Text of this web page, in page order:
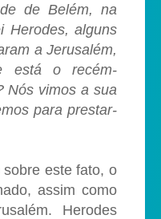
de Belém, na
Herodes, alguns
a Jerusalém,
está o recém-
Nós vimos a sua
para prestar-
este fato, o
assim como
Herodes